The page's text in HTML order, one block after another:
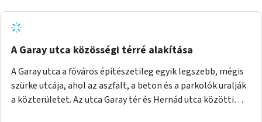
A Garay utca közösségi térré alakítása
A Garay utca a főváros építészetileg egyik legszebb, mégis
szürke utcája, ahol az aszfalt, a beton és a parkolók uralják
a közterületet. Az utca Garay tér és Hernád utca közötti